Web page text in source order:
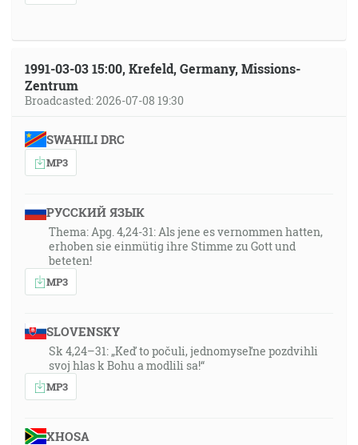
1991-03-03 15:00, Krefeld, Germany, Missions-
Zentrum
Broadcasted: 2026-07-08 19:30
SWAHILI DRC
MP3
РУССКИЙ ЯЗЫК
Thema: Apg. 4,24-31: Als jene es vernommen hatten,
erhoben sie einmütig ihre Stimme zu Gott und
beteten!
MP3
SLOVENSKY
Sk 4,24–31: „Keď to počuli, jednomyseľne pozdvihli
svoj hlas k Bohu a modlili sa!“
MP3
XHOSA